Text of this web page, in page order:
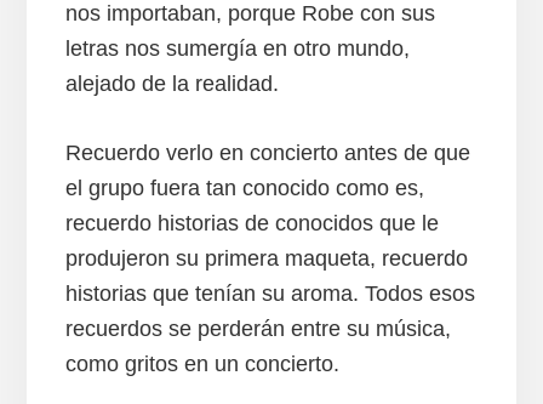
nos importaban, porque Robe con sus
letras nos sumergía en otro mundo,
alejado de la realidad.
Recuerdo verlo en concierto antes de que
el grupo fuera tan conocido como es,
recuerdo historias de conocidos que le
produjeron su primera maqueta, recuerdo
historias que tenían su aroma. Todos esos
recuerdos se perderán entre su música,
como gritos en un concierto.